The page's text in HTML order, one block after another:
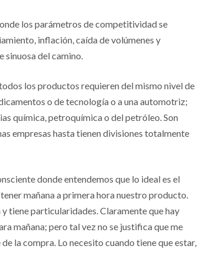
los parámetros de competitividad se
inflación, caída de volúmenes y
sinuosa del camino.
los productos requieren del mismo nivel de
o de tecnología o a una automotriz;
química, petroquímica o del petróleo. Son
empresas hasta tienen divisiones totalmente
donde entendemos que lo ideal es el
mañana a primera hora nuestro producto.
tiene particularidades. Claramente que hay
mañana; pero tal vez no se justifica que me
la compra. Lo necesito cuando tiene que estar,